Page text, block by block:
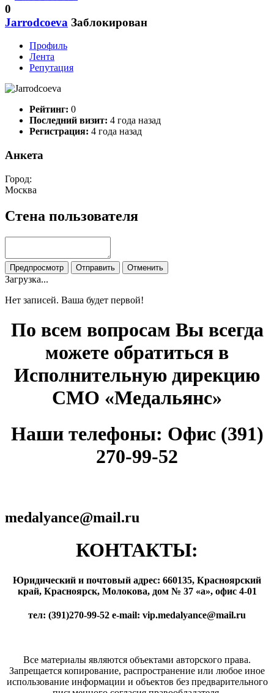
0
Jarrodcoeva Заблокирован
Профиль
Лента
Репутация
Рейтинг: 0
Последний визит: 4 года назад
Регистрация: 4 года назад
Анкета
Город:
Москва
Стена пользователя
Загрузка...
Нет записей. Ваша будет первой!
По всем вопросам Вы всегда
можете обратиться в
Исполнительную дирекцию
СМО «Медальянс»
Наши телефоны: Офис (391)
270-99-52
medalyance@mail.ru
КОНТАКТЫ:
Юридический и почтовый адрес: 660135, Красноярский
край, Красноярск, Молокова, дом № 37 «а», офис 4-01
тел: (391)270-99-52 e-mail: vip.medalyance@mail.ru
Все материалы являются объектами авторского права.
Запрещается копирование, распространение или любое иное
использование информации и объектов без предварительного